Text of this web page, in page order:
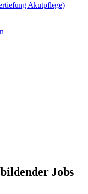
Akutpflege)
Jobs